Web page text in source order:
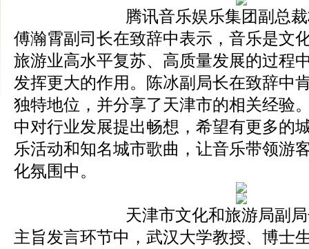
腾讯音乐娱乐集团副总
傅瀚霄副司长在致辞中表示，音乐是文
旅游业高水平复苏、高质量发展的过程
发挥更大的作用。陈冰副局长在致辞中
独特地位，并分享了天津市的相关经验
中对行业发展提出畅想，希望有更多的
乐活动和知名城市歌曲，让音乐带领游
化氛围中。
天津市文化和旅游局副
主旨发言环节中，武汉大学教授、博士